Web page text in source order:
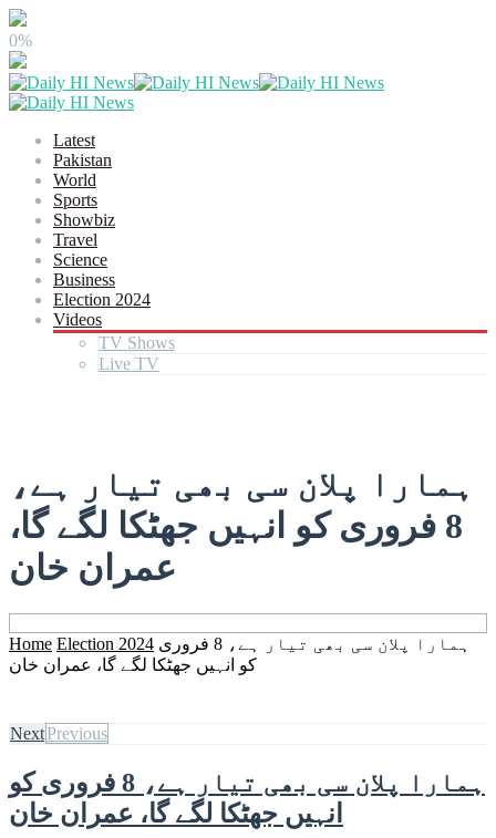
0%
Latest
Pakistan
World
Sports
Showbiz
Travel
Science
Business
Election 2024
Videos
TV Shows
Live TV
ہمارا پلان سی بھی تیار ہے،
8 فروری کو انہیں جھٹکا لگے گا،
عمران خان
Home Election 2024 ہمارا پلان سی بھی تیار ہے، 8 فروری
کو انہیں جھٹکا لگے گا، عمران خان
NextPrevious
ہمارا پلان سی بھی تیار ہے، 8 فروری کو
انہیں جھٹکا لگے گا، عمران خان